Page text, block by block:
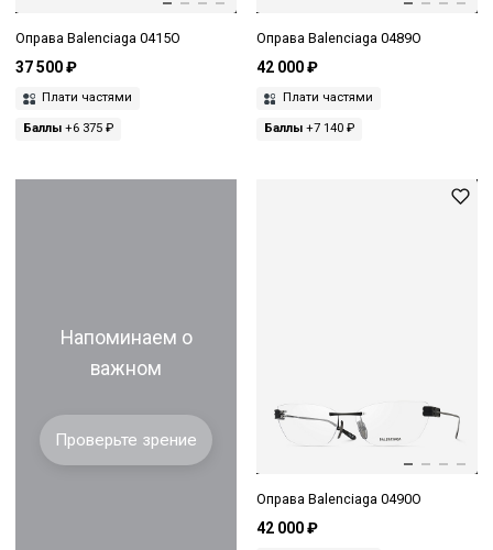
Оправа Balenciaga 0415O
37 500 ₽
Плати частями
Баллы +6 375 ₽
Оправа Balenciaga 0489O
42 000 ₽
Плати частями
Баллы+7 140 ₽
Напоминаем о
важном
Проверьте зрение
Оправа Balenciaga 0490O
42 000 ₽